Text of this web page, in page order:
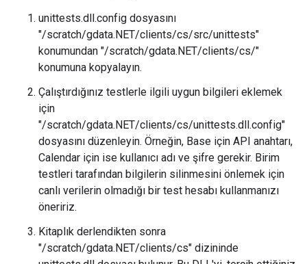
unittests.dll.config dosyasını
"/scratch/gdata.NET/clients/cs/src/unittests"
konumundan "/scratch/gdata.NET/clients/cs/"
konumuna kopyalayın.
Çalıştırdığınız testlerle ilgili uygun bilgileri eklemek
için
"/scratch/gdata.NET/clients/cs/unittests.dll.config"
dosyasını düzenleyin. Örneğin, Base için API anahtarı,
Calendar için ise kullanıcı adı ve şifre gerekir. Birim
testleri tarafından bilgilerin silinmesini önlemek için
canlı verilerin olmadığı bir test hesabı kullanmanızı
öneririz.
Kitaplık derlendikten sonra
"/scratch/gdata.NET/clients/cs" dizininde